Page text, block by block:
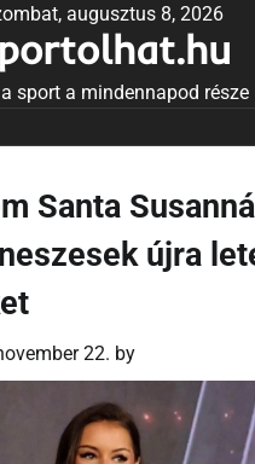
augusztus 8, 2026
sport a mindennapod része
Santa
újra
22. by